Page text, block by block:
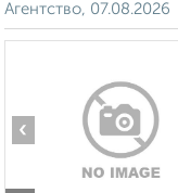
Агентство, 07.08.2026
‹